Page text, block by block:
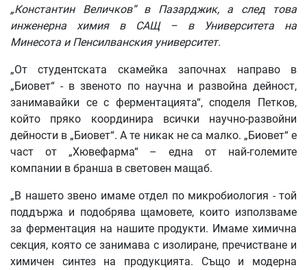
„Константин Величков“ в Пазарджик, а след това
инженерна химия в САЩ – в Университета на
Минесота и Пенсилванския университет.
„От студентската скамейка започнах направо в
„Биовет“ - в звеното по научна и развойна дейност,
занимавайки се с ферментацията“, споделя Петков,
който пряко координира всички научно-развойни
дейности в „Биовет“. А те никак не са малко. „Биовет“ е
част от „Хювефарма“ – една от най-големите
компании в бранша в световен мащаб.
„В нашето звено имаме отдел по микробиология - той
поддържа и подобрява щамовете, които използваме
за ферментация на нашите продукти. Имаме химична
секция, която се занимава с изолиране, пречистване и
химичен синтез на продукцията. Също и модерна